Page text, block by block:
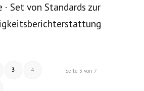
· Set von Standards zur
Seite 3 von 7
3 4